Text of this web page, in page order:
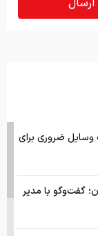
وسایل ضروری برای
گفت‌وگو با مدیر